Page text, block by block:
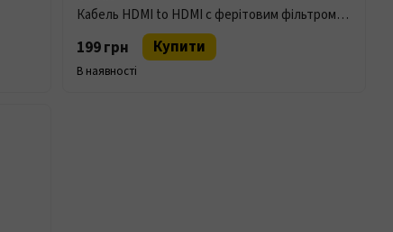
Кабель HDMI to HDMI с ферітовим фільтром 1.5m
199 грн Купити
В наявності